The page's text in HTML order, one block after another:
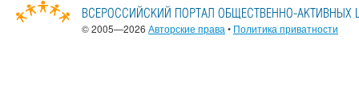
© 2005—2026 Авторские права • Политика приватности